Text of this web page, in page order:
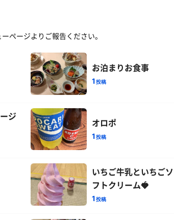
ページよりご報告ください。
お泊まりお食事
1投稿
ジ
オロポ
1投稿
いちご牛乳といちごソ
フトクリーム🍓
1投稿